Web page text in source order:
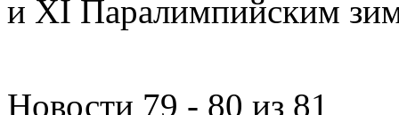
и XI Паралимпийским
Новости 79 - 80 из 81